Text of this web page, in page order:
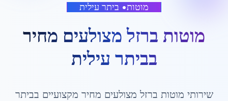
מוטות• ביתר עילית
מוטות ברזל מצולעים מחיר
בביתר עילית
שירותי מוטות ברזל מצולעים מחיר מקצועיים בביתר